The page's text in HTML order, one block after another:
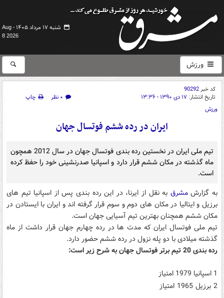
شنبه ۱۷ مرداد ۱۴۰۵ -
Aug
8 2026
ورزش
کد خبر90292
تاریخ انتشار: ۱۷ دی ۱۳۹۰ - ۱۳:۳۶ ۰ نظر
چاپ
ورزش
ایران در رده ششم فوتسال جهان
تیم ملی ایران در نخستین رده بندی فوتسال جهان در سال 2012 همچون
ماه گذشته در مكان ششم قرار دارد و اسپانیا صدرنشینی خود را حفظ كرده
است.
به گزارشمشرق به نقل از ایرنا، در این رده بندی پس از اسپانیا تیم های
برزیل و ایتالیا در مكان های دوم و سوم قرار گرفته اند و ایران با ایستادن در
مكان ششم همچنان بهترین تیم آسیایی جهان است.
تیم ملی فوتسال ایران كه مدت ها در رده چهارم جهان قرار داشت از ماه
گذشته میلادی با دو پله نزول در رده ششم حضور دارد.
رده بندی 20 تیم برتر فوتسال جهان به شرح زیر است:
1 اسپانیا 1979 امتیاز
2 برزیل 1965 امتیاز